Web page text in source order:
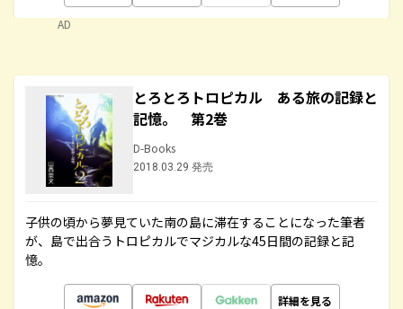
AD
とろとろトロピカル ある旅の記録と
記憶。 第2巻
D-Books
2018.03.29 発売
子供の頃から夢見ていた南の島に滞在することになった筆者
が、島で出合うトロピカルでマジカルな45日間の記録と記
憶。
詳細を見る